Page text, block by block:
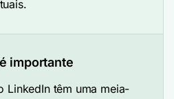
importante
LinkedIn têm uma meia-